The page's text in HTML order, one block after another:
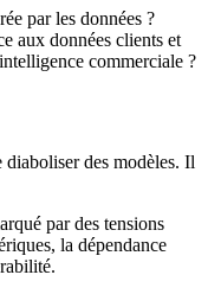
par les données ?
aux données clients et
commerciale ?
diaboliser des modèles. Il
par des tensions
la dépendance